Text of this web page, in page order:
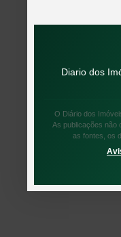
Diario dos
O Diário dos
As publicações não
as fontes, os